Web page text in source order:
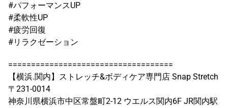
#パフォーマンスUP
#柔軟性UP
#疲労回復
#リラクゼーション
====================================
【横浜.関内】ストレッチ&ボディケア専門店 Snap Stretch
〒231-0014
神奈川県横浜市中区常盤町2-12 ウエルス関内6F JR関内駅